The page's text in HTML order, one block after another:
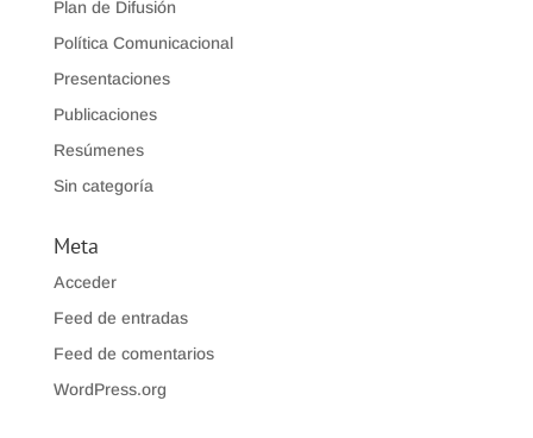
Plan de Difusión
Política Comunicacional
Presentaciones
Publicaciones
Resúmenes
Sin categoría
Meta
Acceder
Feed de entradas
Feed de comentarios
WordPress.org